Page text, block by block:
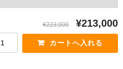
¥223,000 ¥213,000